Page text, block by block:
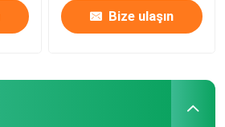
Bize ulaşın